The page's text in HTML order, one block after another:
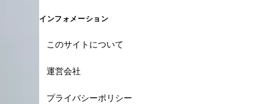
インフォメーション
このサイトについて
運営会社
プライバシーポリシー